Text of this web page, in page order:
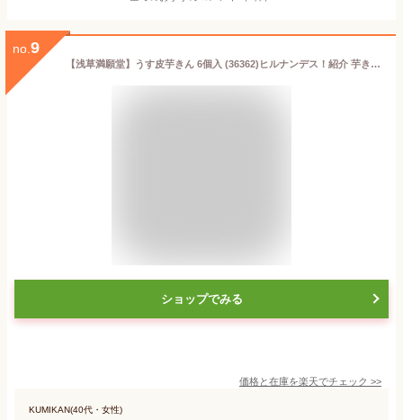
no. 9
【浅草満願堂】うす皮芋きん 6個入 (36362)ヒルナンデス！紹介 芋きんつば 芋きん芋スイーツ 金鍔 東京みやげ 浅草名物 和菓子 おやつ 1000円台内祝 御祝 お引越し ご挨拶 敬老の日 お歳暮 お中元 母の日 父の日 お見舞い プレゼント ギフト 帰省みやげ
ショップでみる
価格と在庫を楽天でチェック >>
KUMIKAN(40代・女性)